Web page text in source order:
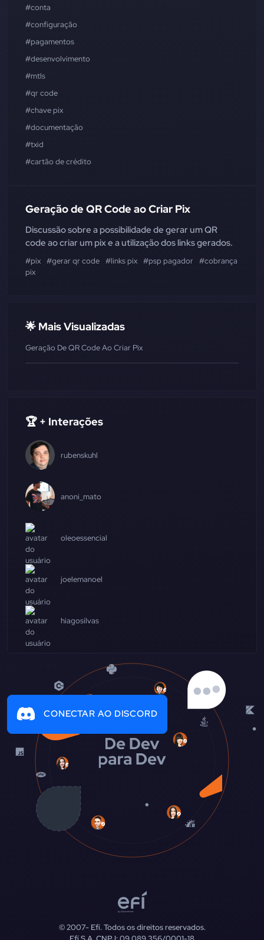
#conta
#configuração
#pagamentos
#desenvolvimento
#mtls
#qr code
#chave pix
#documentação
#txid
#cartão de crédito
Geração de QR Code ao Criar Pix
Discussão sobre a possibilidade de gerar um QR
code ao criar um pix e a utilização dos links gerados.
#pix #gerar qr code #links pix #psp pagador
#cobrança
pix
🌟 Mais Visualizadas
Geração De QR Code Ao Criar Pix
🏆 + Interações
rubenskuhl
anoni_mato
oleoessencial
joelemanoel
hiagosilvas
CONECTAR AO DISCORD
© 2007-Efí. Todos os direitos reservados.